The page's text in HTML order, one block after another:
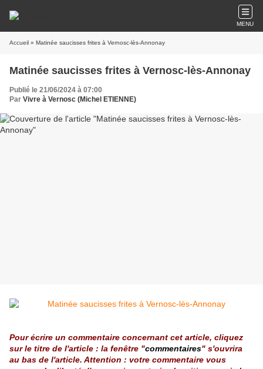
MENU
Accueil » Matinée saucisses frites à Vernosc-lès-Annonay
Matinée saucisses frites à Vernosc-lès-Annonay
Publié le 21/06/2024 à 07:00
Par Vivre à Vernosc (Michel ETIENNE)
Pour écrire un commentaire concernant cet article, cliquez
sur le titre de l'article : la fenêtre "commentaires" s'ouvrira
au bas de l'article. Attention : votre commentaire vous